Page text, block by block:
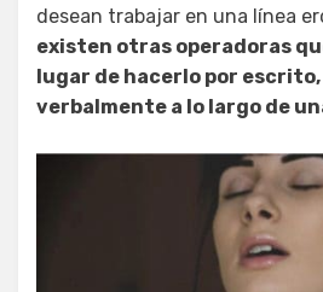
desean trabajar en una línea
existen otras operadoras
lugar de hacerlo por
verbalmente a lo largo de